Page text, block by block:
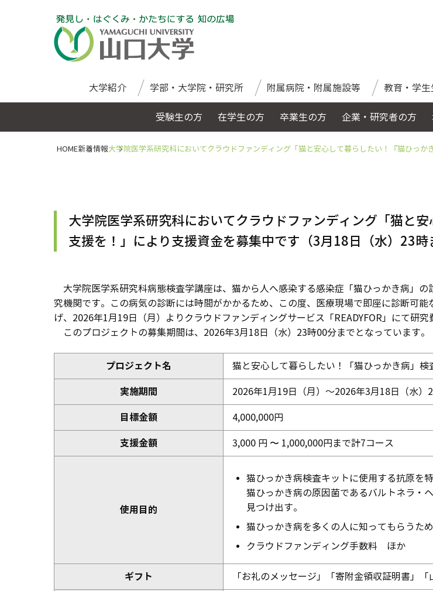
大学紹介 学部・大学院・研究所 附属病院・附属施設等 教育・学生
受験生の方 在学生の方 卒業生の方 企業・研究者の方
HOME新着情報大学院医学系研究科においてクラウドファンディング「猫と安心して暮らしたい！『猫ひっ
大学院医学系研究科においてクラウドファンディング「猫と
支援を！」により支援資金を募集中です（3月18日（水）23時
大学院医学系研究科病態検査学講座は、猫から人へ感染する感染症「猫ひっかき病」
究機関です。この病気の診断には時間がかかるため、この度、医療現場で即座に診断可
げ、2026年1月19日（月）よりクラウドファンディングサービス「READYFOR」にて研究
このプロジェクトの募集期間は、2026年3月18日（水）23時00分までとなっています。
プロジェクト名 猫と安心して暮らしたい！「猫ひっかき病」検
実施期間 2026年1月19日（月）～2026年3月18日（水）
目標金額 4,000,000円
支援金額 3,000 円 〜 1,000,000円まで計7コース
使用目的
猫ひっかき病検査キットに使用する抗原を
猫ひっかき病の原因菌であるバルトネラ・
見つけ出す。
猫ひっかき病を多くの人に知ってもらうた
クラウドファンディング手数料 ほか
ギフト 「お礼のメッセージ」「寄附金領収証明書」